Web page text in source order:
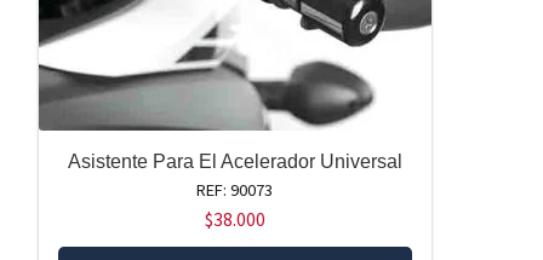
Asistente Para El Acelerador Universal
REF: 90073
$38.000